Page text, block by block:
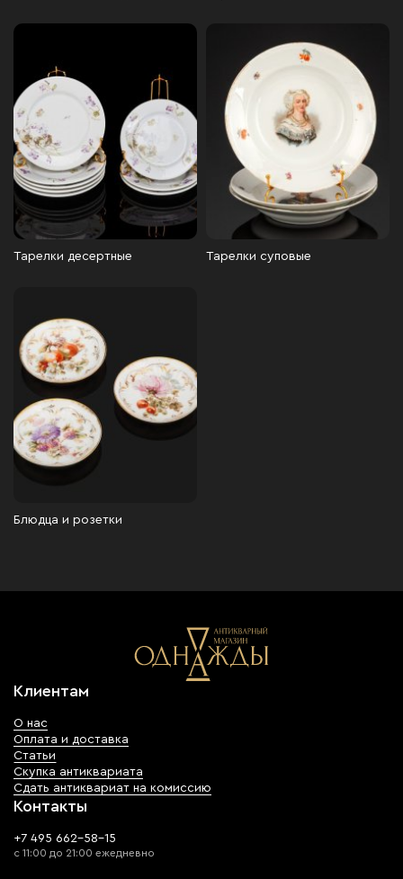
Тарелки десертные Тарелки суповые
Блюдца и розетки
Клиентам
О нас
Оплата и доставка
Статьи
Скупка антиквариата
Сдать антиквариат на комиссию
Контакты
+7 495 662-58-15
с 11:00 до 21:00 ежедневно